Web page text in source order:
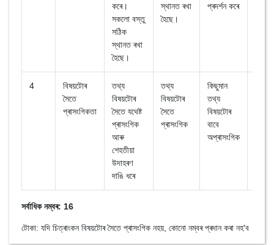
কৰে।
সকলো বস্তু
সঠিক
স্থানত ৰখা
হৈছে।
স্থানত ৰখা
হৈছে।
প্ৰদৰ্শন কৰে
4
বিষয়টোৰ
সৈতে
প্ৰাসংগিকতা
তথ্য
বিষয়টোৰ
সৈতে যথেষ্ট
প্ৰাসংগিক
আৰু
শেহতীয়া
উদাহৰণ
দাঙি ধৰে
তথ্য
বিষয়টোৰ
সৈতে
প্ৰাসংগিক
কিছুমান
তথ্য
বিষয়টোৰ
বাবে
অপ্ৰাসংগিক
সৰ্বাধিক নম্বৰ: 16
টোকা: যদি চিত্ৰাংকন বিষয়টোৰ সৈতে প্ৰাসংগিক নহয়, কোনো নম্বৰ প্ৰদান কৰা নহ'ব